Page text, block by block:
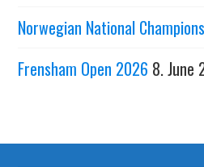
Norwegian National
Frensham Open 2026 8. June